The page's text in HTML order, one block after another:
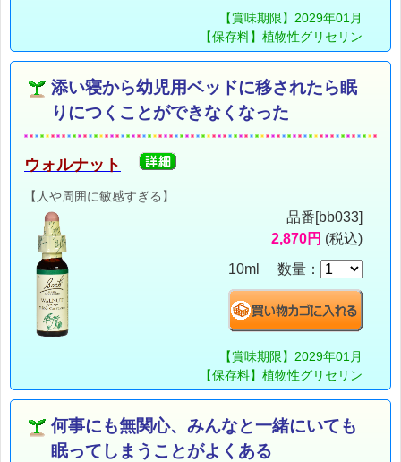
【賞味期限】2029年01月
【保存料】植物性グリセリン
添い寝から幼児用ベッドに移されたら眠
りにつくことができなくなった
ウォルナット
【人や周囲に敏感すぎる】
品番[bb033]
2,870円 (税込)
10ml 数量：
【賞味期限】2029年01月
【保存料】植物性グリセリン
何事にも無関心、みんなと一緒にいても
眠ってしまうことがよくある